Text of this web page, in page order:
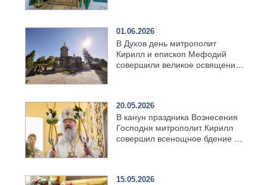
01.06.2026
В Духов день митрополит
Кирилл и епископ Мефодий
совершили великое освящение
20.05.2026
В канун праздника Вознесения
Господня митрополит Кирилл
совершил всенощное бдение в
15.05.2026